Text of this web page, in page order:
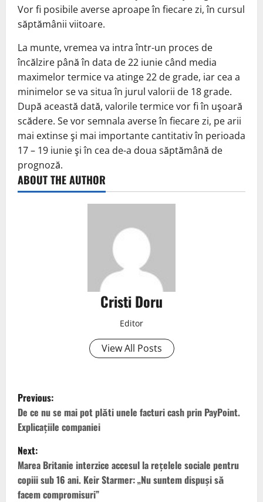
Vor fi posibile averse aproape în fiecare zi, în cursul
săptămânii viitoare.
La munte, vremea va intra într-un proces de
încălzire până în data de 22 iunie când media
maximelor termice va atinge 22 de grade, iar cea a
minimelor se va situa în jurul valorii de 18 grade.
După această dată, valorile termice vor fi în uşoară
scădere. Se vor semnala averse în fiecare zi, pe arii
mai extinse şi mai importante cantitativ în perioada
17 – 19 iunie şi în cea de-a doua săptămână de
prognoză.
ABOUT THE AUTHOR
Cristi Doru
Editor
View All Posts
Previous:
De ce nu se mai pot plăti unele facturi cash prin PayPoint.
Explicațiile companiei
Next:
Marea Britanie interzice accesul la rețelele sociale pentru
copiii sub 16 ani. Keir Starmer: „Nu suntem dispuși să
facem compromisuri”